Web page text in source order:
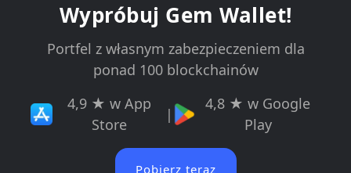
Wypróbuj Gem Wallet!
Portfel z własnym zabezpieczeniem dla
ponad 100 blockchainów
4,9 ★ w App
Store
|
4,8 ★ w Google
Play
Pobierz teraz